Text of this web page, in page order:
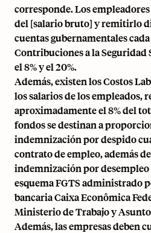
corresponde. Los
del [salario bruto] y remitirlo
cuentas gubernamentales
Contribuciones a la Seguridad
el 8% y el 20%.
Además, existen los Costos
los salarios de los empleados,
aproximadamente el 8% del
fondos se destinan a
indemnización por despido
contrato de empleo, además
indemnización por desempleo
esquema FGTS administrado
bancaria Caixa Econômica
Ministerio de Trabajo y
Además, las empresas deben